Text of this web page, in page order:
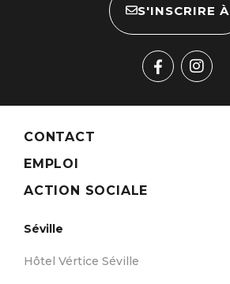
S'INSCRIRE À
CONTACT
EMPLOI
ACTION SOCIALE
Séville
Hôtel Vértice Séville